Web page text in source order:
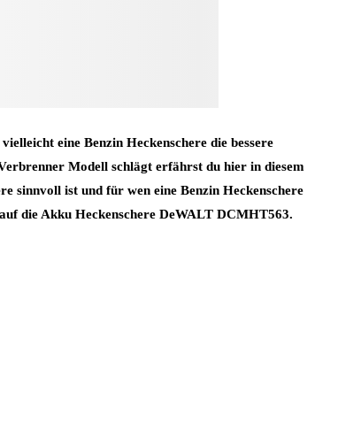
eine Benzin Heckenschere die bessere
Modell schlägt erfährst du hier in diesem
sinnvoll ist und für wen eine Benzin Heckenschere
die Akku Heckenschere DeWALT DCMHT563.